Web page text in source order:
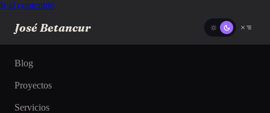
Ir al contenido
José Betancur
Blog
Proyectos
Servicios